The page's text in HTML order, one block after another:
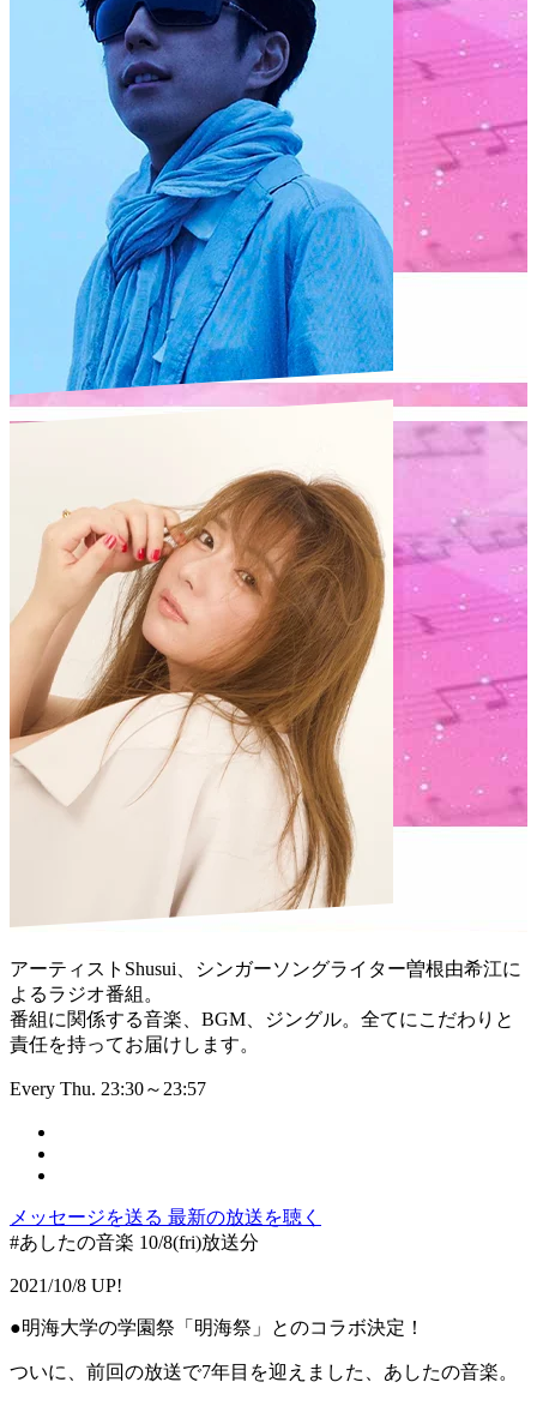
アーティストShusui、シンガーソングライター曽根由希江に
よるラジオ番組。
番組に関係する音楽、BGM、ジングル。全てにこだわりと
責任を持ってお届けします。
Every Thu. 23:30～23:57
メッセージを送る 最新の放送を聴く
#あしたの音楽 10/8(fri)放送分
2021/10/8 UP!
●明海大学の学園祭「明海祭」とのコラボ決定！
ついに、前回の放送で7年目を迎えました、あしたの音楽。